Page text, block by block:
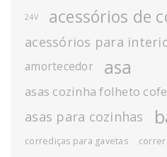
24V acessórios de
acessórios para
amortecedor asa
asas cozinha folheto
asas para cozinhas
corrediças para gavetas correr